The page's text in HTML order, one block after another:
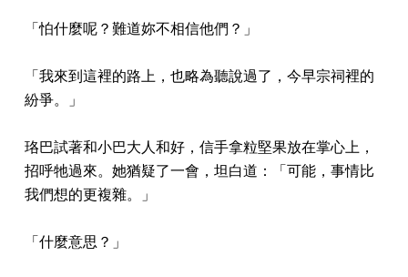
「怕什麼呢？難道妳不相信他們？」
「我來到這裡的路上，也略為聽說過了，今早宗祠裡的
紛爭。」
珞巴試著和小巴大人和好，信手拿粒堅果放在掌心上，
招呼牠過來。她猶疑了一會，坦白道：「可能，事情比
我們想的更複雜。」
「什麼意思？」